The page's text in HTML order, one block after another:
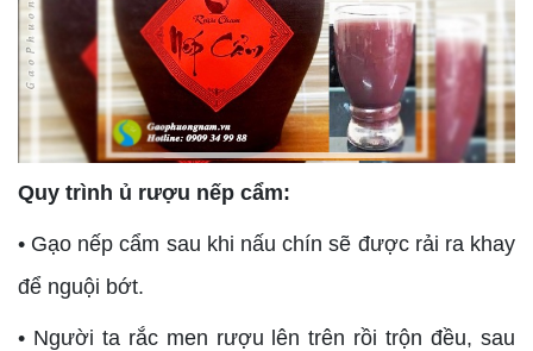
Quy trình ủ rượu nếp cẩm:
• Gạo nếp cẩm sau khi nấu chín sẽ được rải ra khay
để nguội bớt.
• Người ta rắc men rượu lên trên rồi trộn đều, sau